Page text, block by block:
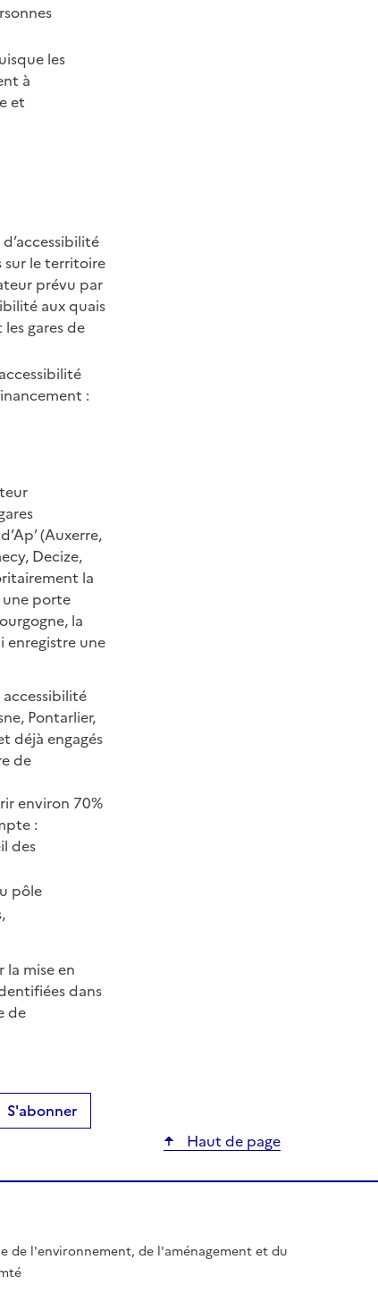
les
à
et
sur le territoire
prévu par
aux quais
gares de
:
(Auxerre,
Decize,
la
une porte
la
enregistre une
Pontarlier,
déjà engagés
de
environ 70%
:
des
pôle
la mise en
dans
de
S'abonner
Haut de page
de l'environnement, de l'aménagement et du